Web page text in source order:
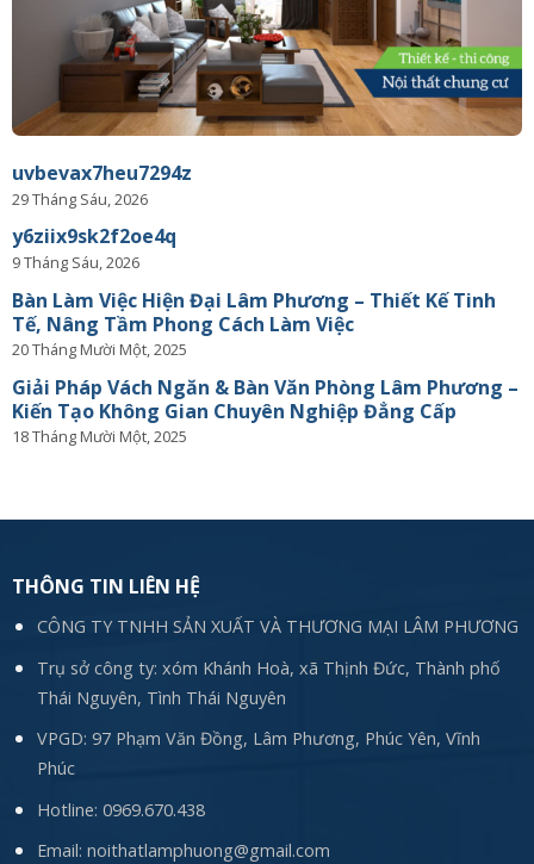
uvbevax7heu7294z
29 Tháng Sáu, 2026
y6ziix9sk2f2oe4q
9 Tháng Sáu, 2026
Bàn Làm Việc Hiện Đại Lâm Phương – Thiết Kế Tinh
Tế, Nâng Tầm Phong Cách Làm Việc
20 Tháng Mười Một, 2025
Giải Pháp Vách Ngăn & Bàn Văn Phòng Lâm Phương –
Kiến Tạo Không Gian Chuyên Nghiệp Đẳng Cấp
18 Tháng Mười Một, 2025
THÔNG TIN LIÊN HỆ
CÔNG TY TNHH SẢN XUẤT VÀ THƯƠNG MẠI LÂM PHƯƠNG
Trụ sở công ty: xóm Khánh Hoà, xã Thịnh Đức, Thành phố
Thái Nguyên, Tình Thái Nguyên
VPGD: 97 Phạm Văn Đồng, Lâm Phương, Phúc Yên, Vĩnh
Phúc
Hotline: 0969.670.438
Email: noithatlamphuong@gmail.com